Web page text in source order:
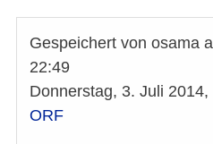
Gespeichert von osama
22:49
Donnerstag, 3. Juli
ORF